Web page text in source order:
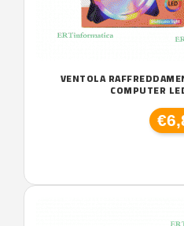
VENTOLA
COMPUTER